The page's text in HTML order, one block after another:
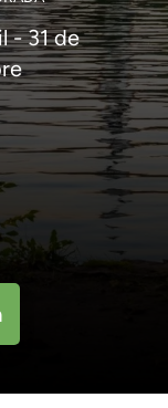
- 31 de